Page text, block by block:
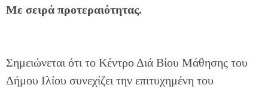
Με σειρά προτεραιότητας.
Σημειώνεται ότι το Κέντρο Διά Βίου Μάθησης του
Δήμου Ιλίου συνεχίζει την επιτυχημένη του